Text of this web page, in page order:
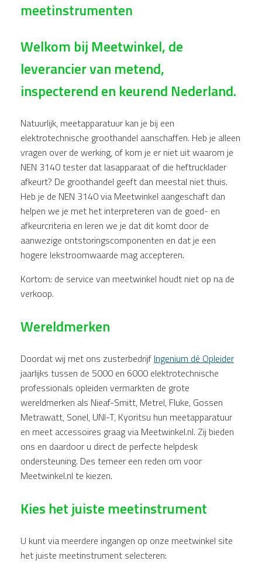
meetinstrumenten
Welkom bij Meetwinkel, de
leverancier van metend,
inspecterend en keurend Nederland.
Natuurlijk, meetapparatuur kan je bij een
elektrotechnische groothandel aanschaffen. Heb je alleen
vragen over de werking, of kom je er niet uit waarom je
NEN 3140 tester dat lasapparaat of die heftrucklader
afkeurt? De groothandel geeft dan meestal niet thuis.
Heb je de NEN 3140 via Meetwinkel aangeschaft dan
helpen we je met het interpreteren van de goed- en
afkeurcriteria en leren we je dat dit komt door de
aanwezige ontstoringscomponenten en dat je een
hogere lekstroomwaarde mag accepteren.
Kortom: de service van meetwinkel houdt niet op na de
verkoop.
Wereldmerken
Doordat wij met ons zusterbedrijf Ingenium dé Opleider
jaarlijks tussen de 5000 en 6000 elektrotechnische
professionals opleiden vermarkten de grote
wereldmerken als Nieaf-Smitt, Metrel, Fluke, Gossen
Metrawatt, Sonel, UNI-T, Kyoritsu hun meetapparatuur
en meet accessoires graag via Meetwinkel.nl. Zij bieden
ons en daardoor u direct de perfecte helpdesk
ondersteuning. Des temeer een reden om voor
Meetwinkel.nl te kiezen.
Kies het juiste meetinstrument
U kunt via meerdere ingangen op onze meetwinkel site
het juiste meetinstrument selecteren: